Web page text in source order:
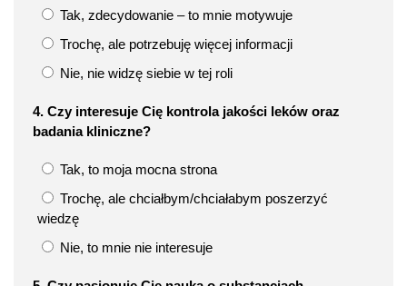
Tak, zdecydowanie – to mnie motywuje
Trochę, ale potrzebuję więcej informacji
Nie, nie widzę siebie w tej roli
4. Czy interesuje Cię kontrola jakości leków oraz
badania kliniczne?
Tak, to moja mocna strona
Trochę, ale chciałbym/chciałabym poszerzyć
wiedzę
Nie, to mnie nie interesuje